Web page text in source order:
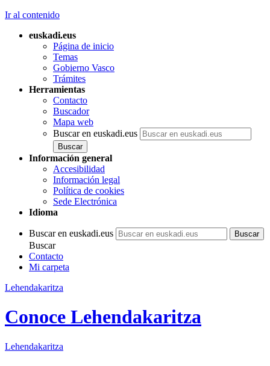
Ir al contenido
euskadi.eus
Página de inicio
Temas
Gobierno Vasco
Trámites
Herramientas
Contacto
Buscador
Mapa web
Buscar en euskadi.eus
Información general
Accesibilidad
Información legal
Política de cookies
Sede Electrónica
Idioma
Buscar en euskadi.eus
Buscar
Contacto
Mi carpeta
Lehendakaritza
Conoce Lehendakaritza
Lehendakaritza